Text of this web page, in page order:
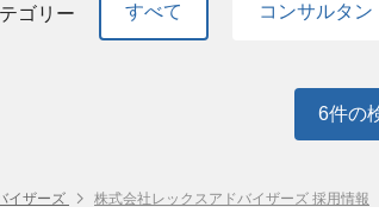
す。 ■
す。
「提案
します
て、戦
で粘り
ゴリー すべて コンサルタン
6件の
イザーズ 株式会社レックスアドバイザーズ 採用情報